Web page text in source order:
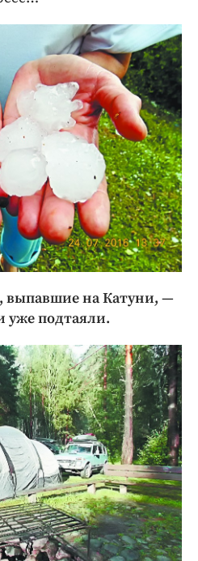
на Катуни, —
уже подтаяли.